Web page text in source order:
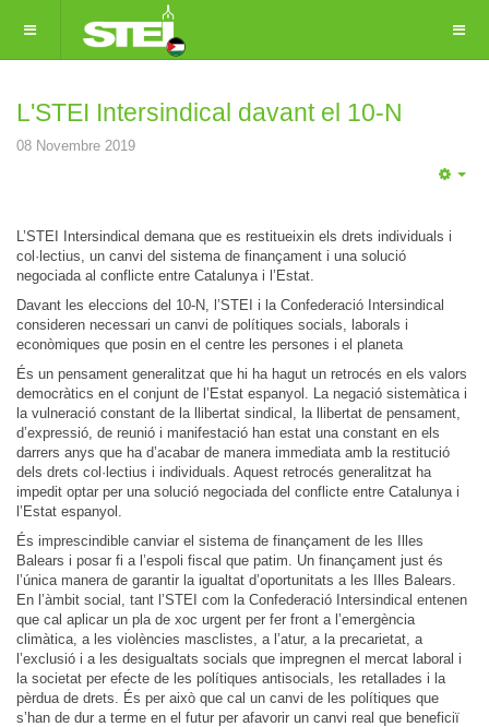
L'STEI Intersindical davant el 10-N
08 Novembre 2019
L’STEI Intersindical demana que es restitueixin els drets individuals i
col·lectius, un canvi del sistema de finançament i una solució
negociada al conflicte entre Catalunya i l’Estat.
Davant les eleccions del 10-N, l’STEI i la Confederació Intersindical
consideren necessari un canvi de polítiques socials, laborals i
econòmiques que posin en el centre les persones i el planeta
És un pensament generalitzat que hi ha hagut un retrocés en els valors
democràtics en el conjunt de l’Estat espanyol. La negació sistemàtica i
la vulneració constant de la llibertat sindical, la llibertat de pensament,
d’expressió, de reunió i manifestació han estat una constant en els
darrers anys que ha d’acabar de manera immediata amb la restitució
dels drets col·lectius i individuals. Aquest retrocés generalitzat ha
impedit optar per una solució negociada del conflicte entre Catalunya i
l’Estat espanyol.
És imprescindible canviar el sistema de finançament de les Illes
Balears i posar fi a l’espoli fiscal que patim. Un finançament just és
l’única manera de garantir la igualtat d’oportunitats a les Illes Balears.
En l’àmbit social, tant l’STEI com la Confederació Intersindical entenen
que cal aplicar un pla de xoc urgent per fer front a l’emergència
climàtica, a les violències masclistes, a l’atur, a la precarietat, a
l’exclusió i a les desigualtats socials que impregnen el mercat laboral i
la societat per efecte de les polítiques antisocials, les retallades i la
pèrdua de drets. És per això que cal un canvi de les polítiques que
s’han de dur a terme en el futur per afavorir un canvi real que beneficiï